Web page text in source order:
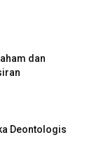
dan
Deontologis